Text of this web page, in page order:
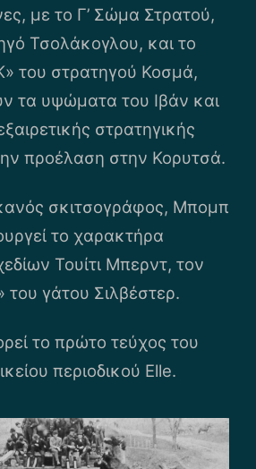
με το Γ’ Σώμα Στρατού,
Τσολάκογλου, και το
του στρατηγού Κοσμά,
τα υψώματα του Ιβάν και
στρατηγικής
προέλαση στην Κορυτσά.
σκιτσογράφος, Μπομπ
το χαρακτήρα
Τουίτι Μπερντ, τον
του γάτου Σιλβέστερ.
το πρώτο τεύχος του
περιοδικού Elle.